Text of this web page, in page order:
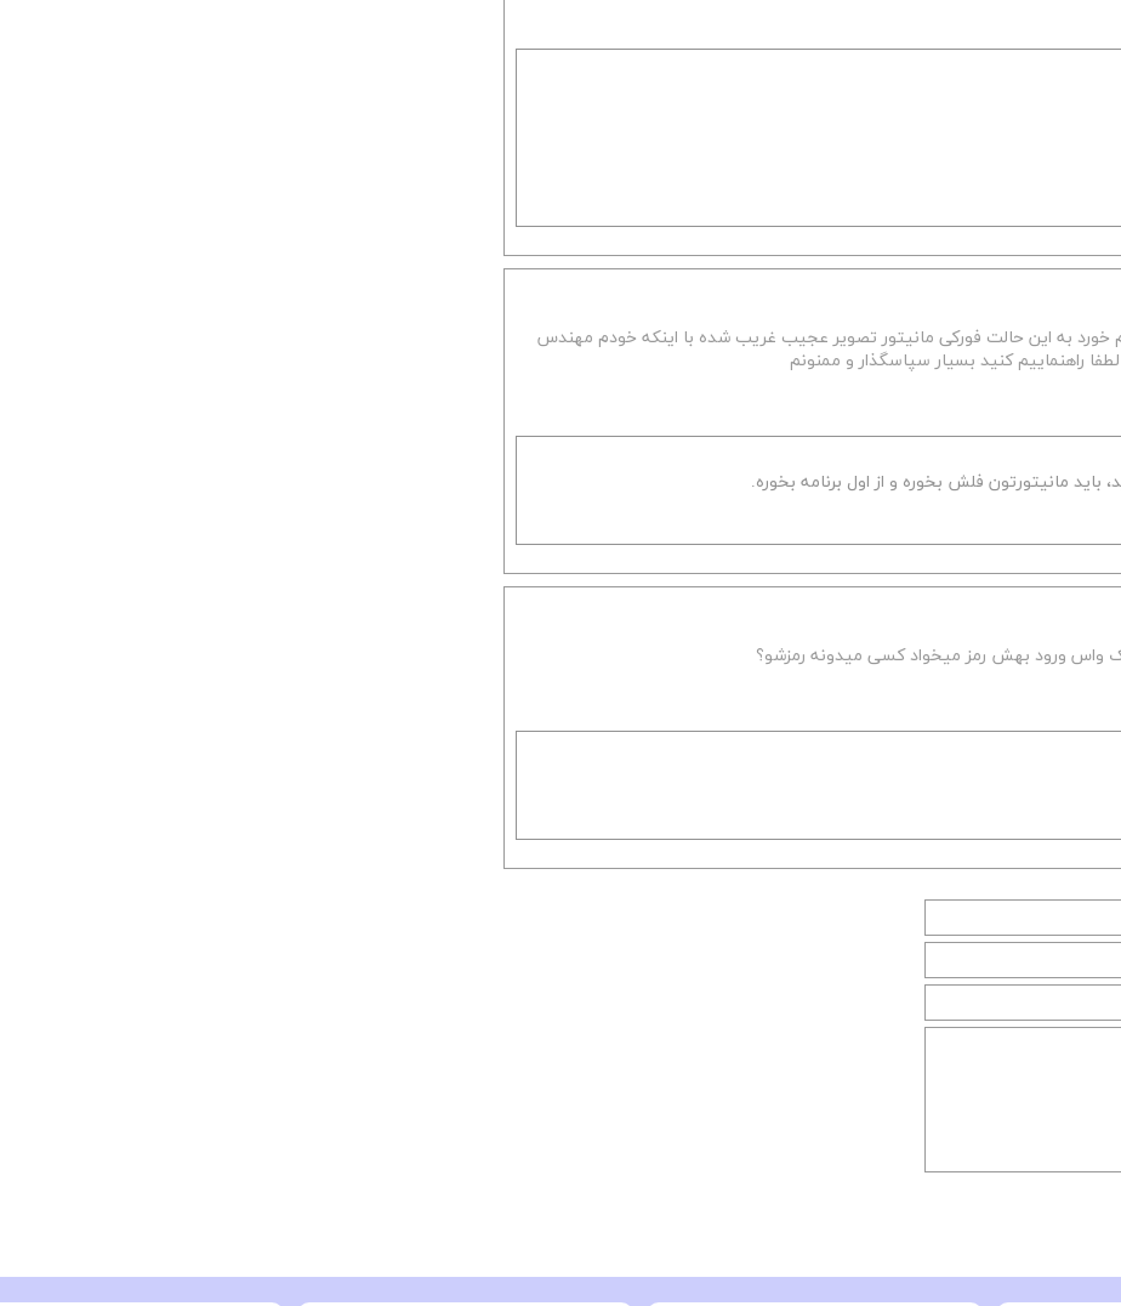
به این حالت فورکی مانیتور تصویر عجیب غریب شده با اینکه خودم مهندس
راهنماییم کنید بسیار سپاسگذار و ممنونم
مانیتورتون فلش بخوره و از اول برنامه بخوره.
واس ورود بهش رمز میخواد کسی میدونه رمزشو؟